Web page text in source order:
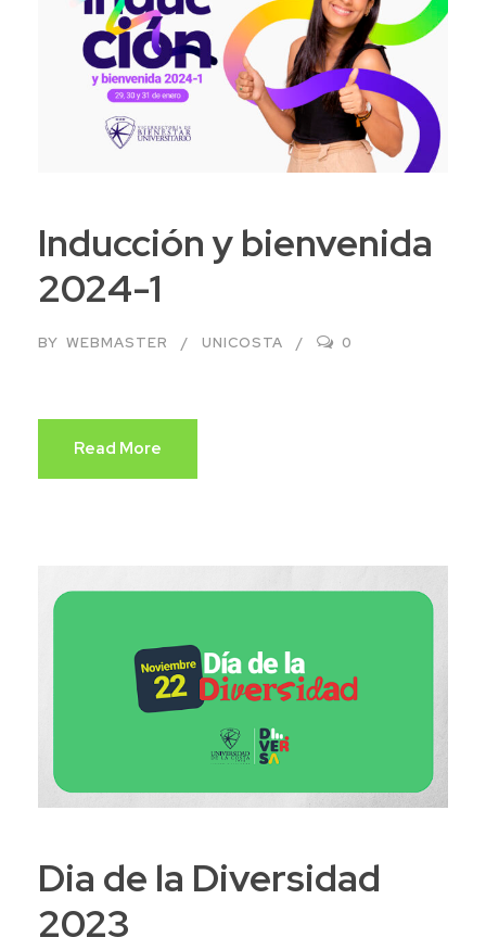
Inducción y bienvenida
2024-1
BY WEBMASTER UNICOSTA 0
Read More
Dia de la Diversidad
2023